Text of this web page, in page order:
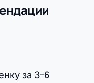
за 3–6